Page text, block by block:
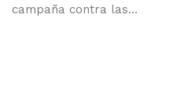
campaña contra las...